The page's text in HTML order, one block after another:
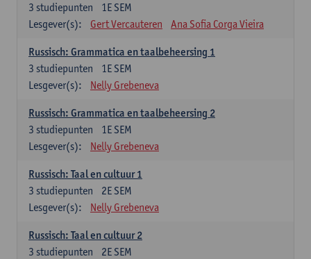
1E SEM
3 studiepunten
Lesgever(s):
Gert Vercauteren Ana Sofia Corga Vieira
Russisch: Grammatica en taalbeheersing 1
1E SEM
3 studiepunten
Lesgever(s):
Nelly Grebeneva
Russisch: Grammatica en taalbeheersing 2
1E SEM
3 studiepunten
Lesgever(s):
Nelly Grebeneva
Russisch: Taal en cultuur 1
2E SEM
3 studiepunten
Lesgever(s):
Nelly Grebeneva
Russisch: Taal en cultuur 2
2E SEM
3 studiepunten